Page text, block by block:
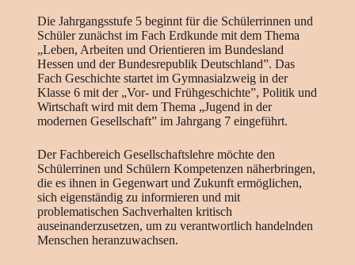
Die Jahrgangsstufe 5 beginnt für die Schülerrinnen und
Schüler zunächst im Fach Erdkunde mit dem Thema
„Leben, Arbeiten und Orientieren im Bundesland
Hessen und der Bundesrepublik Deutschland”. Das
Fach Geschichte startet im Gymnasialzweig in der
Klasse 6 mit der „Vor- und Frühgeschichte”, Politik und
Wirtschaft wird mit dem Thema „Jugend in der
modernen Gesellschaft” im Jahrgang 7 eingeführt.
Der Fachbereich Gesellschaftslehre möchte den
Schülerrinen und Schülern Kompetenzen näherbringen,
die es ihnen in Gegenwart und Zukunft ermöglichen,
sich eigenständig zu informieren und mit
problematischen Sachverhalten kritisch
auseinanderzusetzen, um zu verantwortlich handelnden
Menschen heranzuwachsen.